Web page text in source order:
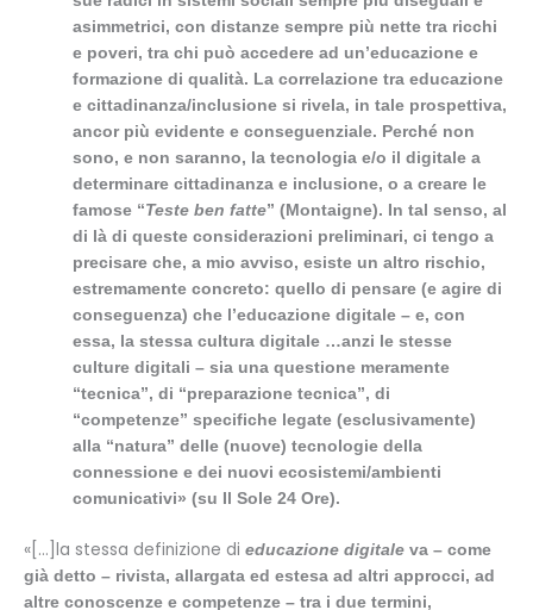
asimmetrici, con distanze sempre più nette tra ricchi
e poveri, tra chi può accedere ad un’educazione e
formazione di qualità. La correlazione tra educazione
e cittadinanza/inclusione si rivela, in tale prospettiva,
ancor più evidente e conseguenziale. Perché non
sono, e non saranno, la tecnologia e/o il digitale a
determinare cittadinanza e inclusione, o a creare le
famose “Teste ben fatte” (Montaigne). In tal senso, al
di là di queste considerazioni preliminari, ci tengo a
precisare che, a mio avviso, esiste un altro rischio,
estremamente concreto: quello di pensare (e agire di
conseguenza) che l’educazione digitale – e, con
essa, la stessa cultura digitale …anzi le stesse
culture digitali – sia una questione meramente
“tecnica”, di “preparazione tecnica”, di
“competenze” specifiche legate (esclusivamente)
alla “natura” delle (nuove) tecnologie della
connessione e dei nuovi ecosistemi/ambienti
comunicativi» (su Il Sole 24 Ore).
«[…]la stessa definizione di educazione digitale va – come
già detto – rivista, allargata ed estesa ad altri approcci, ad
altre conoscenze e competenze – tra i due termini,